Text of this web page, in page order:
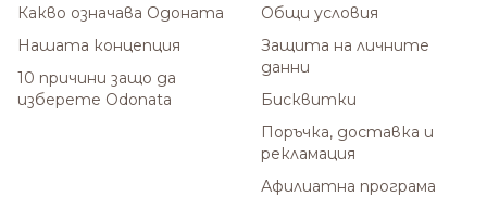
Какво означава Одоната
Нашата концепция
10 причини защо да
изберете Odonata
Общи условия
Защита на личните
данни
Бисквитки
Поръчка, доставка и
рекламация
Афилиатна програма